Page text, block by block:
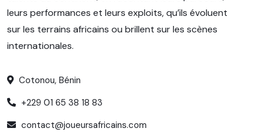
leurs performances et leurs exploits, qu’ils évoluent
sur les terrains africains ou brillent sur les scènes
internationales.
Cotonou, Bénin
+229 01 65 38 18 83
contact@joueursafricains.com